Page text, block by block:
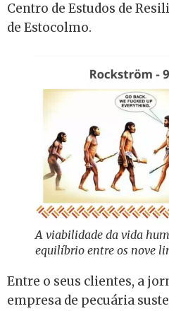
Centro de Estudos de
de Estocolmo.
A viabilidade da vida
equilíbrio entre os nove
Entre o seus clientes, a
empresa de pecuária